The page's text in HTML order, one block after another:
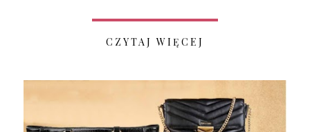
CZYTAJ WIĘCEJ